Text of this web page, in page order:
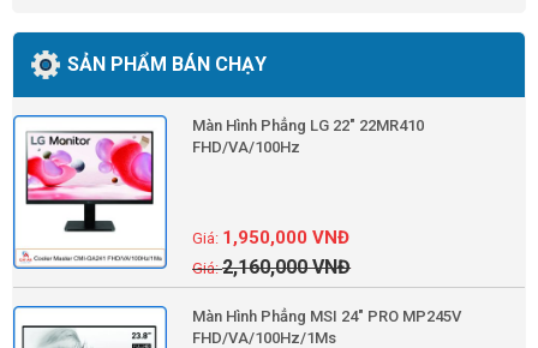
SẢN PHẨM BÁN CHẠY
Màn Hình Phẳng LG 22" 22MR410
FHD/VA/100Hz
2,160,000VNĐ
1,950,000VNĐ
Màn Hình Phẳng MSI 24" PRO MP245V
FHD/VA/100Hz/1Ms